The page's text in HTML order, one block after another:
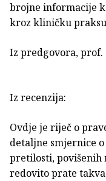
brojne informacije
kroz kliničku
Iz predgovora, prof.
Iz recenzija:
Ovdje je riječ o
detaljne smjernice
pretilosti, povišenih
redovito prate